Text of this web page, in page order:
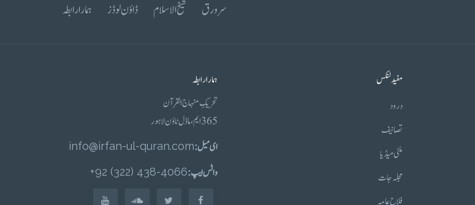
سرورق شیخ الاسلام ڈاؤن لوڈز ہمارا رابطہ
مفید لنکس
درود
تصانیف
ملٹی میڈیا
مجلہ جات
فلاح عامہ
ہمارا رابطہ
تحریکِ منہاج القرآن
365 ایم، ماڈل ٹاؤن لاہور
ای میل :info@irfan-ul-quran.com
واٹس ایپ :4066-438 (322) 92+